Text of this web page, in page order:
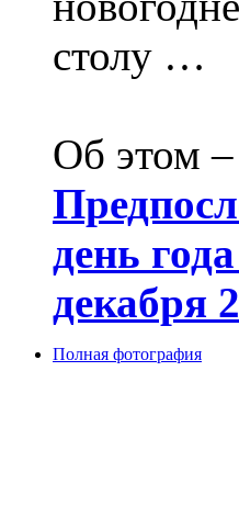
столу …
Об этом –
день
декабря
Полная фотография